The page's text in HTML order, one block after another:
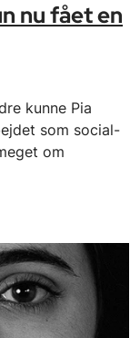
nu fået en
kunne Pia
som social-
om